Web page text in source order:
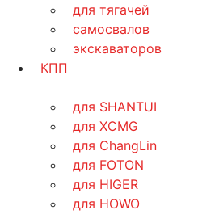
для тягачей
самосвалов
экскаваторов
КПП
для SHANTUI
для XCMG
для ChangLin
для FOTON
для HIGER
для HOWO